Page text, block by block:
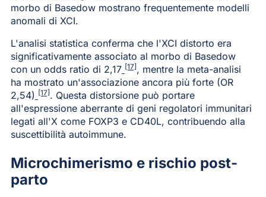
morbo di Basedow mostrano frequentemente modelli
anomali di XCI.
L'analisi statistica conferma che l'XCI distorto era
significativamente associato al morbo di Basedow
con un odds ratio di 2,17 [17] , mentre la meta-analisi
ha mostrato un'associazione ancora più forte (OR
2,54) [17] . Questa distorsione può portare
all'espressione aberrante di geni regolatori immunitari
legati all'X come FOXP3 e CD40L, contribuendo alla
suscettibilità autoimmune.
Microchimerismo e rischio post-
parto